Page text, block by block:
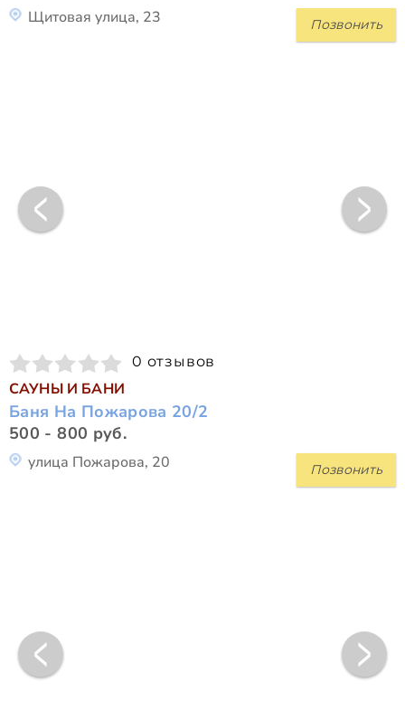
Позвонить
Щитовая улица, 23
0 отзывов
САУНЫ И БАНИ
Баня На Пожарова 20/2
500 - 800 руб.
Позвонить
улица Пожарова, 20